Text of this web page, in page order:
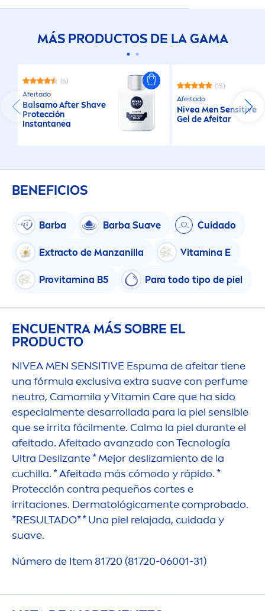
MÁS PRODUCTOS DE LA GAMA
(6)
Afeitado
Balsamo After Shave
Protección
Instantanea
(15)
Afeitado
Nivea MenSensitive
Gel de Afeitar
BENEFICIOS
Barba Barba Suave Cuidado
Extracto de Manzanilla Vitamina E
Provitamina B5 Para todo tipo de piel
ENCUENTRA MÁS SOBRE EL
PRODUCTO
NIVEAMEN SENSITIVE Espuma de afeitar tiene
una fórmula exclusiva extra suave con perfume
neutro, Camomila yVitamin Careque ha sido
especialmente desarrollada para la piel sensible
que se irrita fácilmente. Calma la piel durante el
afeitado. Afeitado avanzado con Tecnología
Ultra Deslizante * Mejor deslizamiento de la
cuchilla. * Afeitado más cómodo y rápido. *
Protección contra pequeños cortes e
irritaciones. Dermatológicamente comprobado.
*RESULTADO* * Una piel relajada, cuidada y
suave.
Número de Item 81720 (81720-06001-31)